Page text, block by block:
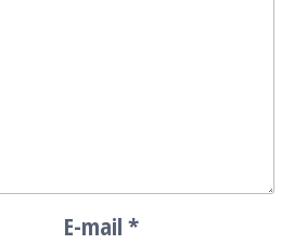
E-mail *